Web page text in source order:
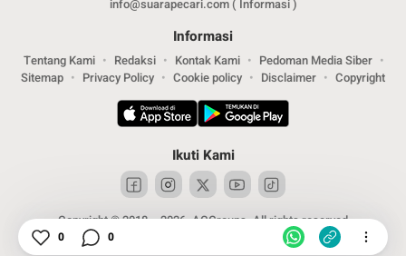
info@suarapecari.com ( Informasi )
Informasi
Tentang Kami Redaksi Kontak Kami
Pedoman Media Siber
Sitemap
Privacy Policy Cookie policy Disclaimer Copyright
Ikuti Kami
Copyright © 2018 – 2026. ACGroups. All rights reserved
0 0